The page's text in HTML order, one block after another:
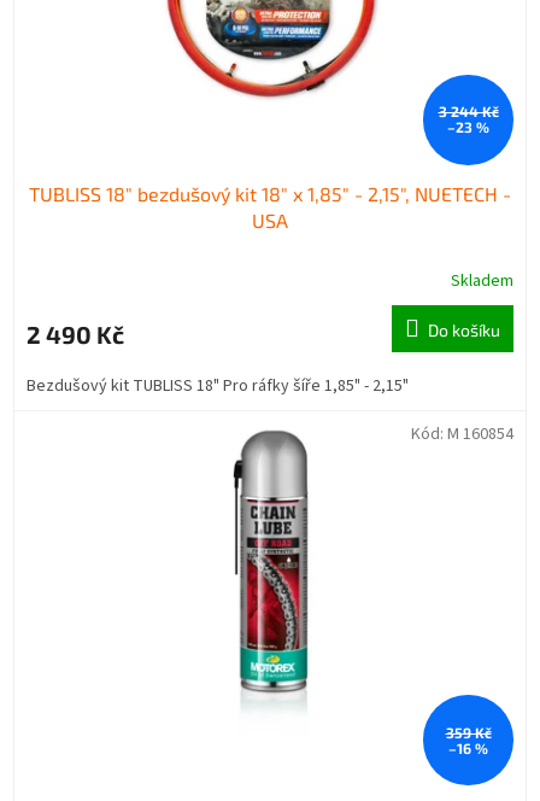
3 244 Kč
–23 %
TUBLISS 18" bezdušový kit 18" x 1,85" - 2,15", NUETECH -
USA
Skladem
2 490 Kč Do košíku
Bezdušový kit TUBLISS 18" Pro ráfky šíře 1,85" - 2,15"
359 Kč
–16 %
Kód: M 160854